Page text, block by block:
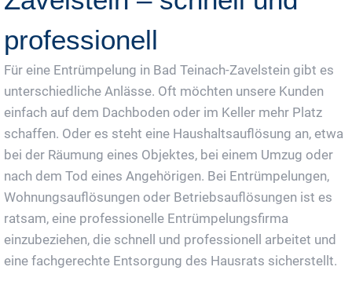
professionell
Für eine Entrümpelung in Bad Teinach-Zavelstein gibt es
unterschiedliche Anlässe. Oft möchten unsere Kunden
einfach auf dem Dachboden oder im Keller mehr Platz
schaffen. Oder es steht eine Haushaltsauflösung an, etwa
bei der Räumung eines Objektes, bei einem Umzug oder
nach dem Tod eines Angehörigen. Bei Entrümpelungen,
Wohnungsauflösungen oder Betriebsauflösungen ist es
ratsam, eine professionelle Entrümpelungsfirma
einzubeziehen, die schnell und professionell arbeitet und
eine fachgerechte Entsorgung des Hausrats sicherstellt.